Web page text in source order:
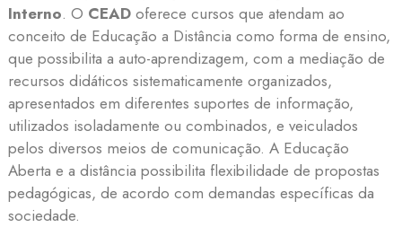
Interno. O CEADoferece cursos que atendam ao
conceito de Educação a Distância como forma de ensino,
que possibilita a auto-aprendizagem, com a mediação de
recursos didáticos sistematicamente organizados,
apresentados em diferentes suportes de informação,
utilizados isoladamente ou combinados, e veiculados
pelos diversos meios de comunicação. A Educação
Aberta e a distância possibilita flexibilidade de propostas
pedagógicas, de acordo com demandas específicas da
sociedade.